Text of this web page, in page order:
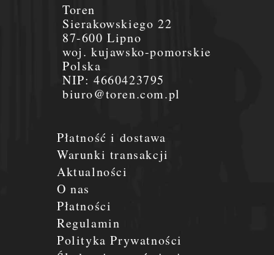
Płatność i dostawa
Warunki transakcji
Aktualności
O nas
Płatności
Regulamin
Polityka Prywatności
Toren
Sierakowskiego 22
87-600 Lipno
woj. kujawsko-pomorskie
Polska
NIP:4660423795
biuro@toren.com.pl